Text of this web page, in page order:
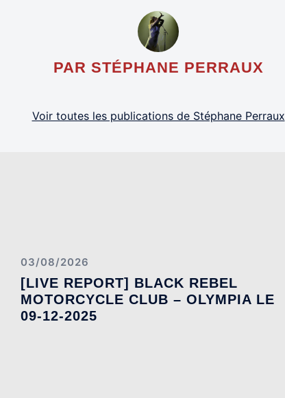
PAR STÉPHANE PERRAUX
Voir toutes les publications de Stéphane Perraux
03/08/2026
[LIVE REPORT] BLACK REBEL
MOTORCYCLE CLUB – OLYMPIA LE
09-12-2025